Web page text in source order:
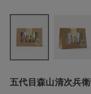
CATEGORY
ファッション雑貨
五代目森山清次兵衛